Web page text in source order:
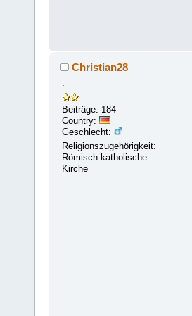
Christian28
Beiträge: 184
Country:
Geschlecht:
Religionszugehörigkeit:
Römisch-katholische
Kirche